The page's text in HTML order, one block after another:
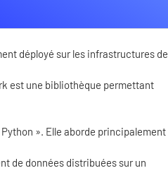
déployé sur les infrastructures de
est une bibliothèque permettant
». Elle aborde principalement
de données distribuées sur un